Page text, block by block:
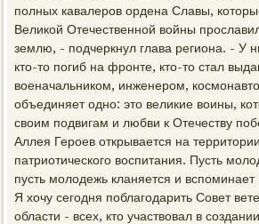
полных кавалеров ордена Славы,
Великой Отечественной войны
землю, - подчеркнул глава региона. - У
кто-то погиб на фронте, кто-то стал
военачальником, инженером,
объединяет одно: это великие воины,
своим подвигам и любви к Отечеству
Аллея Героев открывается на
патриотического воспитания. Пусть
пусть молодежь кланяется и
Я хочу сегодня поблагодарить Совет
области - всех, кто участвовал в